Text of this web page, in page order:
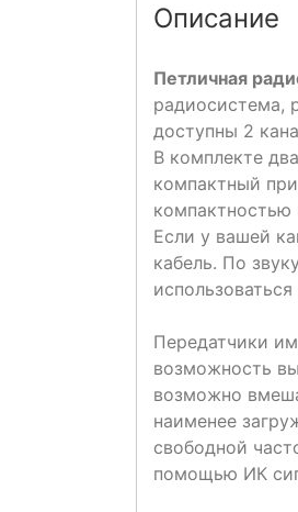
Описание
Петличная
радиосистема,
доступны 2
В комплекте
компактный
компактностью
Если у вашей
кабель. По
Передатчики
возможность
возможно
наименее
свободной
помощью ИК